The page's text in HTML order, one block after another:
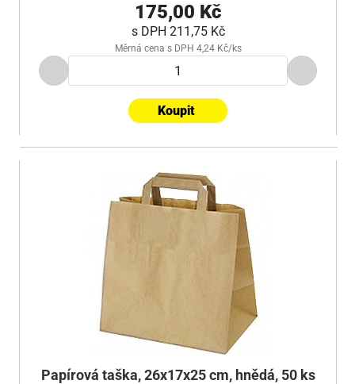
175,00 Kč
s DPH 211,75 Kč
Měrná cena s DPH 4,24 Kč/ks
Koupit
Papírová taška, 26x17x25 cm, hnědá, 50 ks